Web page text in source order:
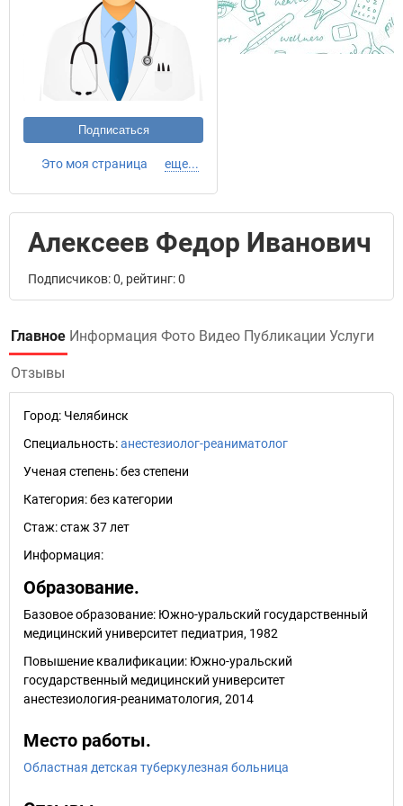
Подписаться
Это моя страница еще...
Алексеев Федор Иванович
Подписчиков: 0, рейтинг: 0
Главное Информация Фото Видео Публикации Услуги
Отзывы
Город: Челябинск
Специальность:анестезиолог-реаниматолог
Ученая степень:без степени
Категория:без категории
Стаж:стаж 37 лет
Информация:
Образование.
Базовое образование: Южно-уральский государственный
медицинский университет педиатрия, 1982
Повышение квалификации: Южно-уральский
государственный медицинский университет
анестезиология-реаниматология, 2014
Место работы.
Областная детская туберкулезная больница